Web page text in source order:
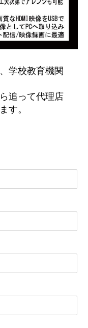
学校教育機関
追って代理店
す。